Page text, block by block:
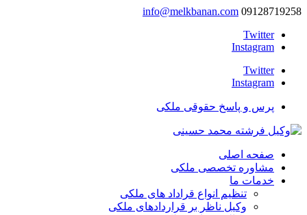
09128719258
info@melkbanan.com
Twitter
Instagram
Twitter
Instagram
پرس و پاسخ حقوقی ملکی
صفحه اصلی
مشاوره تخصصی ملکی
خدمات ما
تنظیم انواع قراداد های ملکی
وکیل ناظر بر قراردادهای ملکی